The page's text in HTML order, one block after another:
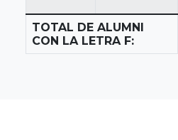
TOTAL DE ALUMNI
CON LA LETRA F: